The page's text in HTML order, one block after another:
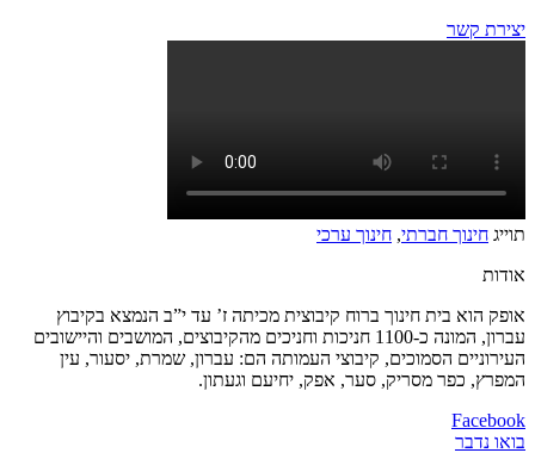
יצירת קשר
תוייג חינוך חברתי, חינוך ערכי
אודות
אופק הוא בית חינוך ברוח קיבוצית מכיתה ז’ עד י”ב הנמצא בקיבוץ
עברון, המונה כ-1100 חניכות וחניכים מהקיבוצים, המושבים והיישובים
העירוניים הסמוכים, קיבוצי העמותה הם: עברון, שמרת, יסעור, עין
המפרץ, כפר מסריק, סער, אפק, יחיעם וגעתון.
Facebook
בואו נדבר